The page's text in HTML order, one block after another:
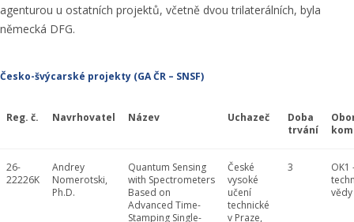
agenturou u ostatních projektů, včetně dvou trilaterálních, byla
německá DFG.
Česko-švýcarské projekty (GA ČR – SNSF)
Reg. č. Navrhovatel Název Uchazeč
Doba
trvání
26-
22226K
Andrey
Nomerotski,
Ph.D.
Quantum Sensing
with Spectrometers
Based on
Advanced Time-
Stamping Single-
České
vysoké
učení
technické
v Praze,
3
OK1
vědy